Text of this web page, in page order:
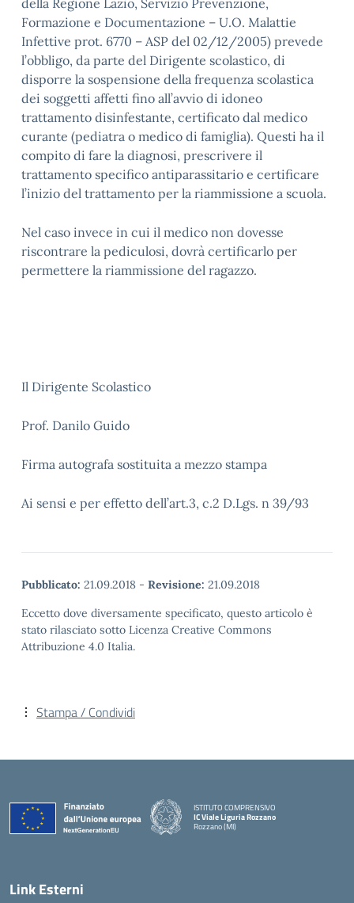
della Regione Lazio, Servizio Prevenzione,
Formazione e Documentazione – U.O. Malattie
Infettive prot. 6770 – ASP del 02/12/2005) prevede
l’obbligo, da parte del Dirigente scolastico, di
disporre la sospensione della frequenza scolastica
dei soggetti affetti fino all’avvio di idoneo
trattamento disinfestante, certificato dal medico
curante (pediatra o medico di famiglia). Questi ha il
compito di fare la diagnosi, prescrivere il
trattamento specifico antiparassitario e certificare
l’inizio del trattamento per la riammissione a scuola.
Nel caso invece in cui il medico non dovesse
riscontrare la pediculosi, dovrà certificarlo per
permettere la riammissione del ragazzo.
Il Dirigente Scolastico
Prof. Danilo Guido
Firma autografa sostituita a mezzo stampa
Ai sensi e per effetto dell’art.3, c.2 D.Lgs. n 39/93
Pubblicato: 21.09.2018 - Revisione: 21.09.2018
Eccetto dove diversamente specificato, questo articolo è
stato rilasciato sotto Licenza Creative Commons
Attribuzione 4.0 Italia.
Stampa / Condividi
ISTITUTO COMPRENSIVO
IC Viale Liguria Rozzano
Rozzano (MI)
Link Esterni